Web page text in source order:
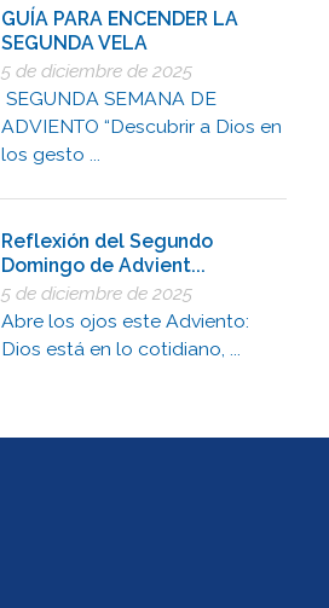
GUÍA PARA ENCENDER LA
SEGUNDA VELA
5 de diciembre de 2025
SEGUNDA SEMANA DE
ADVIENTO “Descubrir a Dios en
los gesto ...
Reflexión del Segundo
Domingo de Advient...
5 de diciembre de 2025
Abre los ojos este Adviento:
Dios está en lo cotidiano, ...